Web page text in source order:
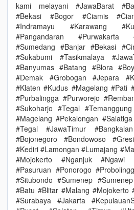
kami melayani #JawaBarat
#Bekasi #Bogor #Ciamis
#Indramayu #Karawang
#Pangandaran #Purwakarta
#Sumedang #Banjar #Bekasi
#Sukabumi #Tasikmalaya
#Banyumas #Batang #Blora
#Demak #Grobogan #Jepara
#Klaten #Kudus #Magelang #Pati
#Purbalingga #Purworejo
#Sukoharjo #Tegal
#Magelang #Pekalongan
#Tegal #JawaTimur
#Bojonegoro #Bondowoso
#Kediri #Lamongan #Lumajang
#Mojokerto #Nganjuk #Ngawi
#Pasuruan #Ponorogo
#Situbondo #Sumenep
#Batu #Blitar #Malang #Mojokerto
#Surabaya #Jakarta